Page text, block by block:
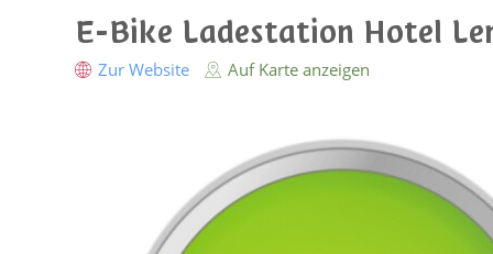
E-Bike Ladestation Hotel
Zur Website Auf Karte anzeigen